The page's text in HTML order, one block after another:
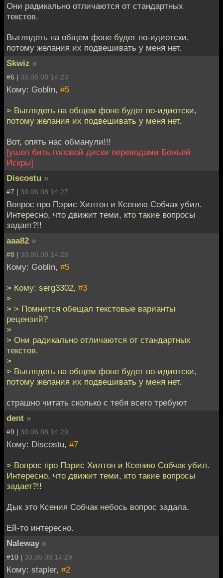
Они радикально отличаются от стандартных
текстов.
Выглядеть на общем фоне будет по-идиотски,
потому желания их подвешивать у меня нет.
Skwiz »
#6 | 30.06.08 14:23
Кому: Goblin, #5
> Выглядеть на общем фоне будет по-идиотски,
потому желания их подвешивать у меня нет.
Вот, опять нас обманули!!!
[ушел бить головой диски переводами Божьей
Искры]
Discostu »
#7 | 30.06.08 14:27
Вопрос про Пэрис Хилтон и Ксению Собчак убил.
Интересно, что движит теми, кто такие вопросы
задает?!!
aaa82 »
#8 | 30.06.08 14:28
Кому: Goblin, #5
> Кому: serg3302, #3
>
> > Помнится обещал текстовые варианты
рецензий?
>
> Они радикально отличаются от стандартных
текстов.
>
> Выглядеть на общем фоне будет по-идиотски,
потому желания их подвешивать у меня нет.
страшно читать сколько с тебя всего требуют
dent »
#9 | 30.06.08 14:29
Кому: Discostu, #7
> Вопрос про Пэрис Хилтон и Ксению Собчак убил.
Интересно, что движит теми, кто такие вопросы
задает?!!
Дык это Ксения Собчак небось вопрос задала.
Ей-то интересно.
Naleway »
#10 | 30.06.08 14:29
Кому: stapler, #2